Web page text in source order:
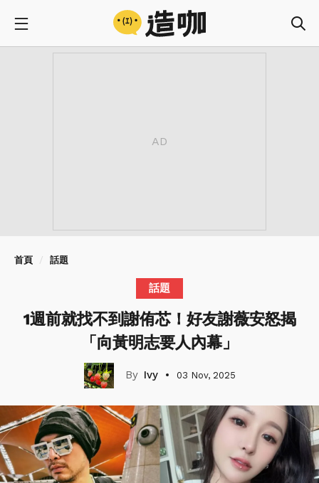
首頁 話題
話題
1週前就找不到謝侑芯！好友謝薇安怒揭
「向黃明志要人內幕」
Ivy 03 Nov, 2025